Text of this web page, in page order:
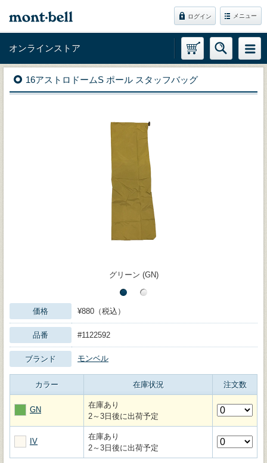
ログイン メニュー
オンラインストア
16アストロドームS ポール スタッフバッグ
グリーン (GN)
価格 ¥880（税込）
品番 #1122592
ブランド モンベル
カラー 在庫状況 注文数
GN
在庫あり
2～3日後に出荷予定
IV
在庫あり
2～3日後に出荷予定